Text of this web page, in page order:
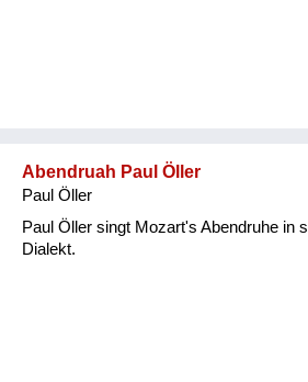
immer! Wånn i di anschau, deine
Abendruah Paul Öller
Paul Öller
Paul Öller singt Mozart's Abendruhe in
Dialekt.